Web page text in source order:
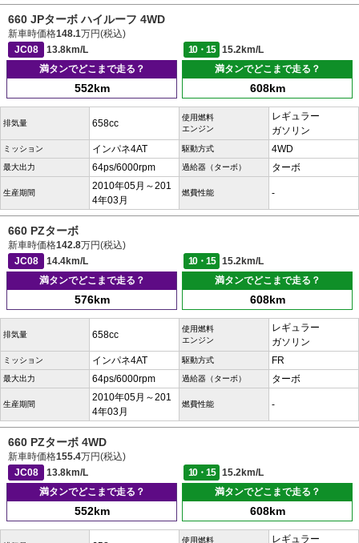
660 JPターボ ハイルーフ 4WD
新車時価格148.1万円(税込)
JC08
13.8km/L 10・15
15.2km/L
満タンでどこまで走る？
552km
満タンでどこまで走る？
608km
排気量 658cc
使用燃料
エンジン
レギュラー
ガソリン
ミッション インパネ4AT 駆動方式 4WD
最大出力 64ps/6000rpm 過給器（ターボ） ターボ
生産期間
2010年05月～201
4年03月
燃費性能 -
660 PZターボ
新車時価格142.8万円(税込)
JC08
14.4km/L 10・15
15.2km/L
満タンでどこまで走る？
576km
満タンでどこまで走る？
608km
排気量 658cc
使用燃料
エンジン
レギュラー
ガソリン
ミッション インパネ4AT 駆動方式 FR
最大出力 64ps/6000rpm 過給器（ターボ） ターボ
生産期間
2010年05月～201
4年03月
燃費性能 -
660 PZターボ 4WD
新車時価格155.4万円(税込)
JC08
13.8km/L 10・15
15.2km/L
満タンでどこまで走る？
552km
満タンでどこまで走る？
608km
使用燃料 レギュラー